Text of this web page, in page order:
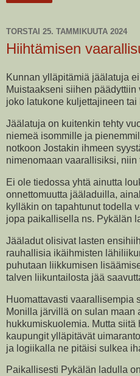
TORSTAI 25. TAMMIKUUTA 2024
Hiihtämisen
Kunnan ylläpitämiä jäälatuja
Muistaakseni siihen
joko latukone kuljettajineen
Jäälatuja on kuitenkin tehty
niemeä isommille ja
notkoon Jostakin ihmeen
nimenomaan vaarallisiksi,
Ei ole tiedossa yhtä ainutta
onnettomuutta jääladuilla,
kylläkin on tapahtunut todella
jopa paikallisella ns. Pykälän
Jääladut olisivat lasten
rauhallisia ikäihmisten
puhutaan liikkumisen
talven liikuntailosta jää
Huomattavasti vaarallisempia
Monilla järvillä on sulan maan
hukkumiskuolemia. Mutta siitä
kaupungit ylläpitävät
ja logiikalla ne pitäisi sulkea
Paikallisesti Pykälän ladulla